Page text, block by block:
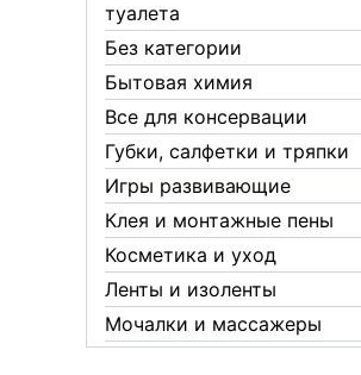
туалета
Без категории
Бытовая химия
Все для консервации
Губки, салфетки и тряпки
Игры развивающие
Клея и монтажные пены
Косметика и уход
Ленты и изоленты
Мочалки и массажеры